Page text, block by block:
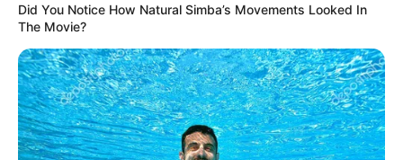
FILM
Sinopsis Inside the Rain,
Did You Notice How Natural Simba’s Movements Looked In
The Movie?